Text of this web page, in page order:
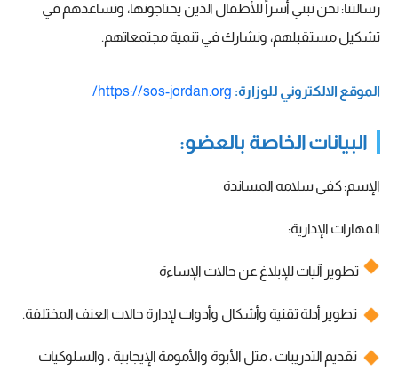
رسالتنا: نحن نبني أسراً للأطفال الذين يحتاجونها، ونساعدهم في
تشكيل مستقبلهم، ونشارك في تنمية مجتمعاتهم.
الموقع الالكتروني للوزارة: https://sos-jordan.org/
البيانات الخاصة بالعضو:
الإسم: كفى سلامه المساندة
المهارات الإدارية:
تطوير آليات للإبلاغ عن حالات الإساءة
تطوير أدلة تقنية وأشكال وأدوات لإدارة حالات العنف المختلفة.
تقديم التدريبات ، مثل الأبوة والأمومة الإيجابية ، والسلوكيات